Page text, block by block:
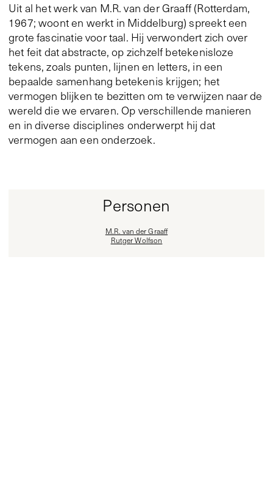
Uit al het werk van M.R. van der Graaff (Rotterdam,
1967; woont en werkt in Middelburg) spreekt een
grote fascinatie voor taal. Hij verwondert zich over
het feit dat abstracte, op zichzelf betekenisloze
tekens, zoals punten, lijnen en letters, in een
bepaalde samenhang betekenis krijgen; het
vermogen blijken te bezitten om te verwijzen naar de
wereld die we ervaren. Op verschillende manieren
en in diverse disciplines onderwerpt hij dat
vermogen aan een onderzoek.
Personen
M.R. van der Graaff
Rutger Wolfson